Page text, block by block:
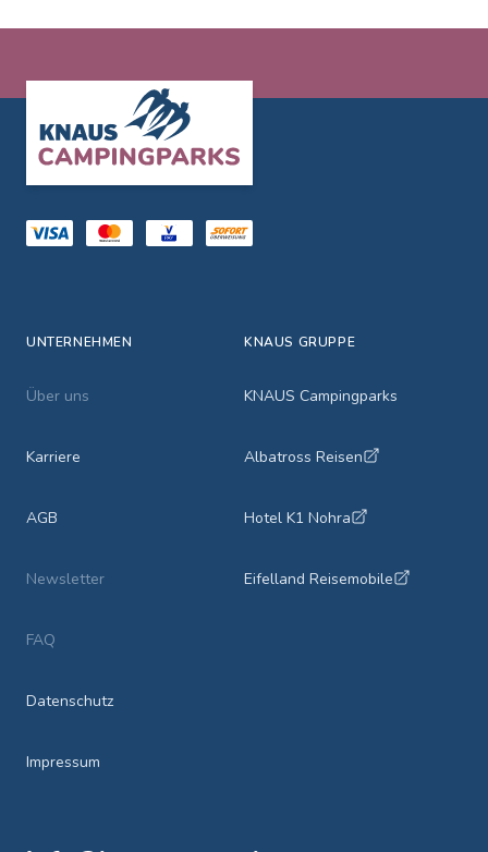
UNTERNEHMEN
Über uns
Karriere
AGB
Newsletter
FAQ
Datenschutz
Impressum
KNAUS GRUPPE
KNAUS Campingparks
Albatross Reisen
Hotel K1 Nohra
Eifelland Reisemobile